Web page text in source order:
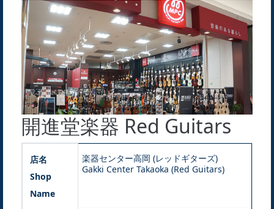
開進堂楽器 Red Guitars
店名
Shop
Name
楽器センター高岡 (レッドギターズ)
Gakki Center Takaoka (Red Guitars)